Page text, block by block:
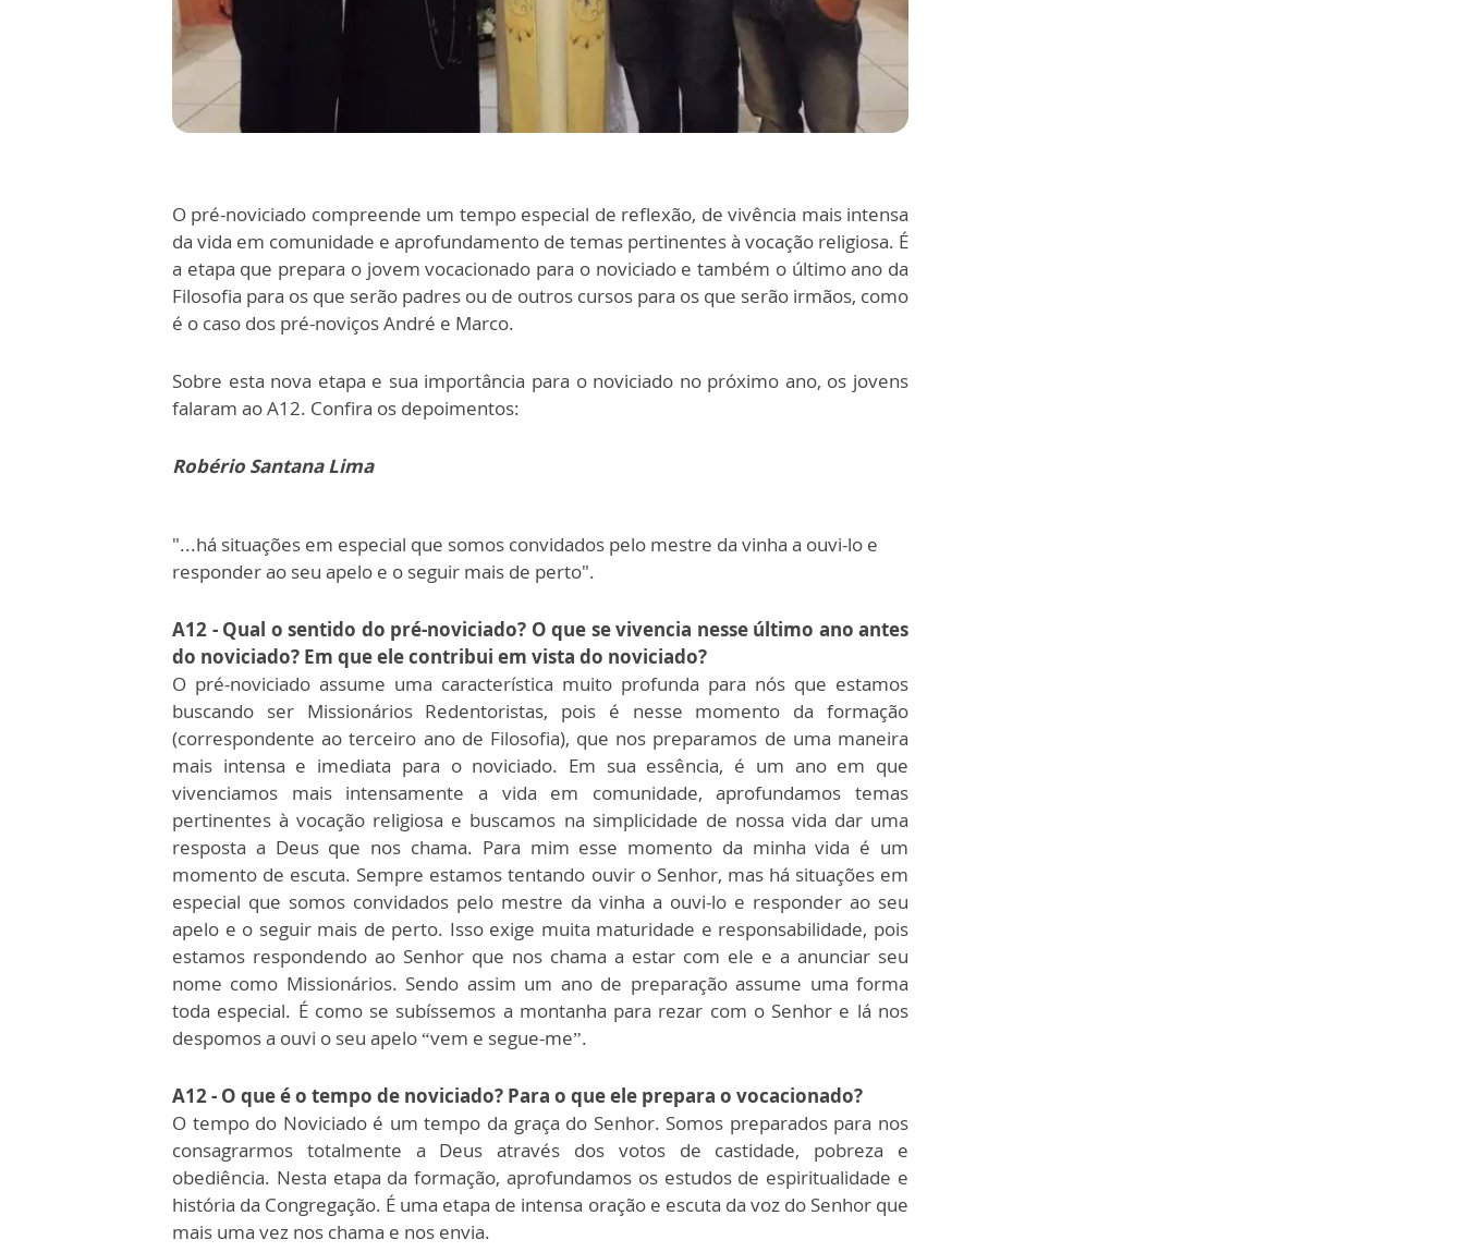
O pré-noviciado compreende um tempo especial de reflexão, de vivência mais intensa
da vida em comunidade e aprofundamento de temas pertinentes à vocação religiosa. É
a etapa que prepara o jovem vocacionado para o noviciado e também o último ano da
Filosofia para os que serão padres ou de outros cursos para os que serão irmãos, como
é o caso dos pré-noviços André e Marco.
Sobre esta nova etapa e sua importância para o noviciado no próximo ano, os jovens
falaram ao A12. Confira os depoimentos:
Robério Santana Lima
"...há situações em especial que somos convidados pelo mestre da vinha a ouvi-lo e
responder ao seu apelo e o seguir mais de perto".
A12 - Qual o sentido do pré-noviciado? O que se vivencia nesse último ano antes
do noviciado? Em que ele contribui em vista do noviciado?
O pré-noviciado assume uma característica muito profunda para nós que estamos
buscando ser Missionários Redentoristas, pois é nesse momento da formação
(correspondente ao terceiro ano de Filosofia), que nos preparamos de uma maneira
mais intensa e imediata para o noviciado. Em sua essência, é um ano em que
vivenciamos mais intensamente a vida em comunidade, aprofundamos temas
pertinentes à vocação religiosa e buscamos na simplicidade de nossa vida dar uma
resposta a Deus que nos chama. Para mim esse momento da minha vida é um
momento de escuta. Sempre estamos tentando ouvir o Senhor, mas há situações em
especial que somos convidados pelo mestre da vinha a ouvi-lo e responder ao seu
apelo e o seguir mais de perto. Isso exige muita maturidade e responsabilidade, pois
estamos respondendo ao Senhor que nos chama a estar com ele e a anunciar seu
nome como Missionários. Sendo assim um ano de preparação assume uma forma
toda especial. É como se subíssemos a montanha para rezar com o Senhor e lá nos
despomos a ouvi o seu apelo “vem e segue-me”.
A12 - O que é o tempo de noviciado? Para o que ele prepara o vocacionado?
O tempo do Noviciado é um tempo da graça do Senhor. Somos preparados para nos
consagrarmos totalmente a Deus através dos votos de castidade, pobreza e
obediência. Nesta etapa da formação, aprofundamos os estudos de espiritualidade e
história da Congregação. É uma etapa de intensa oração e escuta da voz do Senhor que
mais uma vez nos chama e nos envia.